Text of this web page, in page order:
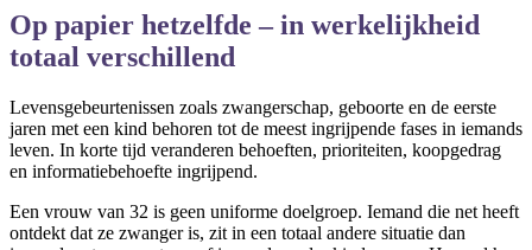
Op papier hetzelfde – in werkelijkheid
totaal verschillend
Levensgebeurtenissen zoals zwangerschap, geboorte en de eerste
jaren met een kind behoren tot de meest ingrijpende fases in iemands
leven. In korte tijd veranderen behoeften, prioriteiten, koopgedrag
en informatiebehoefte ingrijpend.
Een vrouw van 32 is geen uniforme doelgroep. Iemand die net heeft
ontdekt dat ze zwanger is, zit in een totaal andere situatie dan